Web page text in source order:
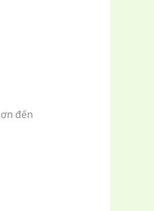
đến